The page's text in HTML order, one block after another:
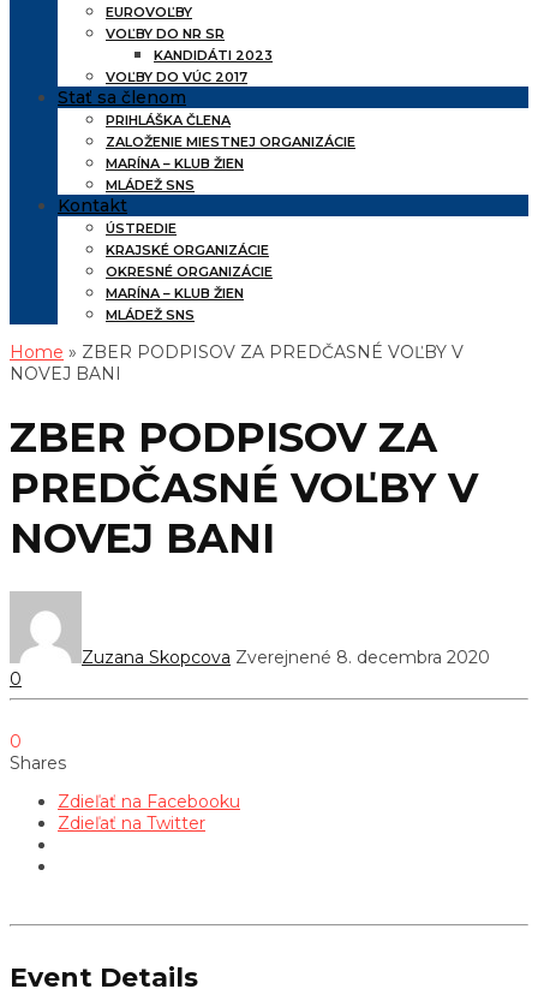
EUROVOĽBY
VOĽBY DO NR SR
KANDIDÁTI 2023
VOĽBY DO VÚC 2017
Stať sa členom
PRIHLÁŠKA ČLENA
ZALOŽENIE MIESTNEJ ORGANIZÁCIE
MARÍNA – KLUB ŽIEN
MLÁDEŽ SNS
Kontakt
ÚSTREDIE
KRAJSKÉ ORGANIZÁCIE
OKRESNÉ ORGANIZÁCIE
MARÍNA – KLUB ŽIEN
MLÁDEŽ SNS
Home » ZBER PODPISOV ZA PREDČASNÉ VOĽBY V
NOVEJ BANI
ZBER PODPISOV ZA
PREDČASNÉ VOĽBY V
NOVEJ BANI
Zuzana Skopcova Zverejnené 8. decembra 2020
0
0
Shares
Zdieľať na Facebooku
Zdieľať na Twitter
Event Details